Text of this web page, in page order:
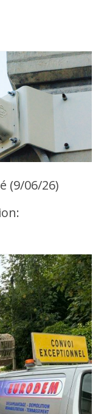
(9/06/26)